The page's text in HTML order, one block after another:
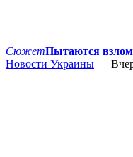
СюжетПытаются
Новости Украины —